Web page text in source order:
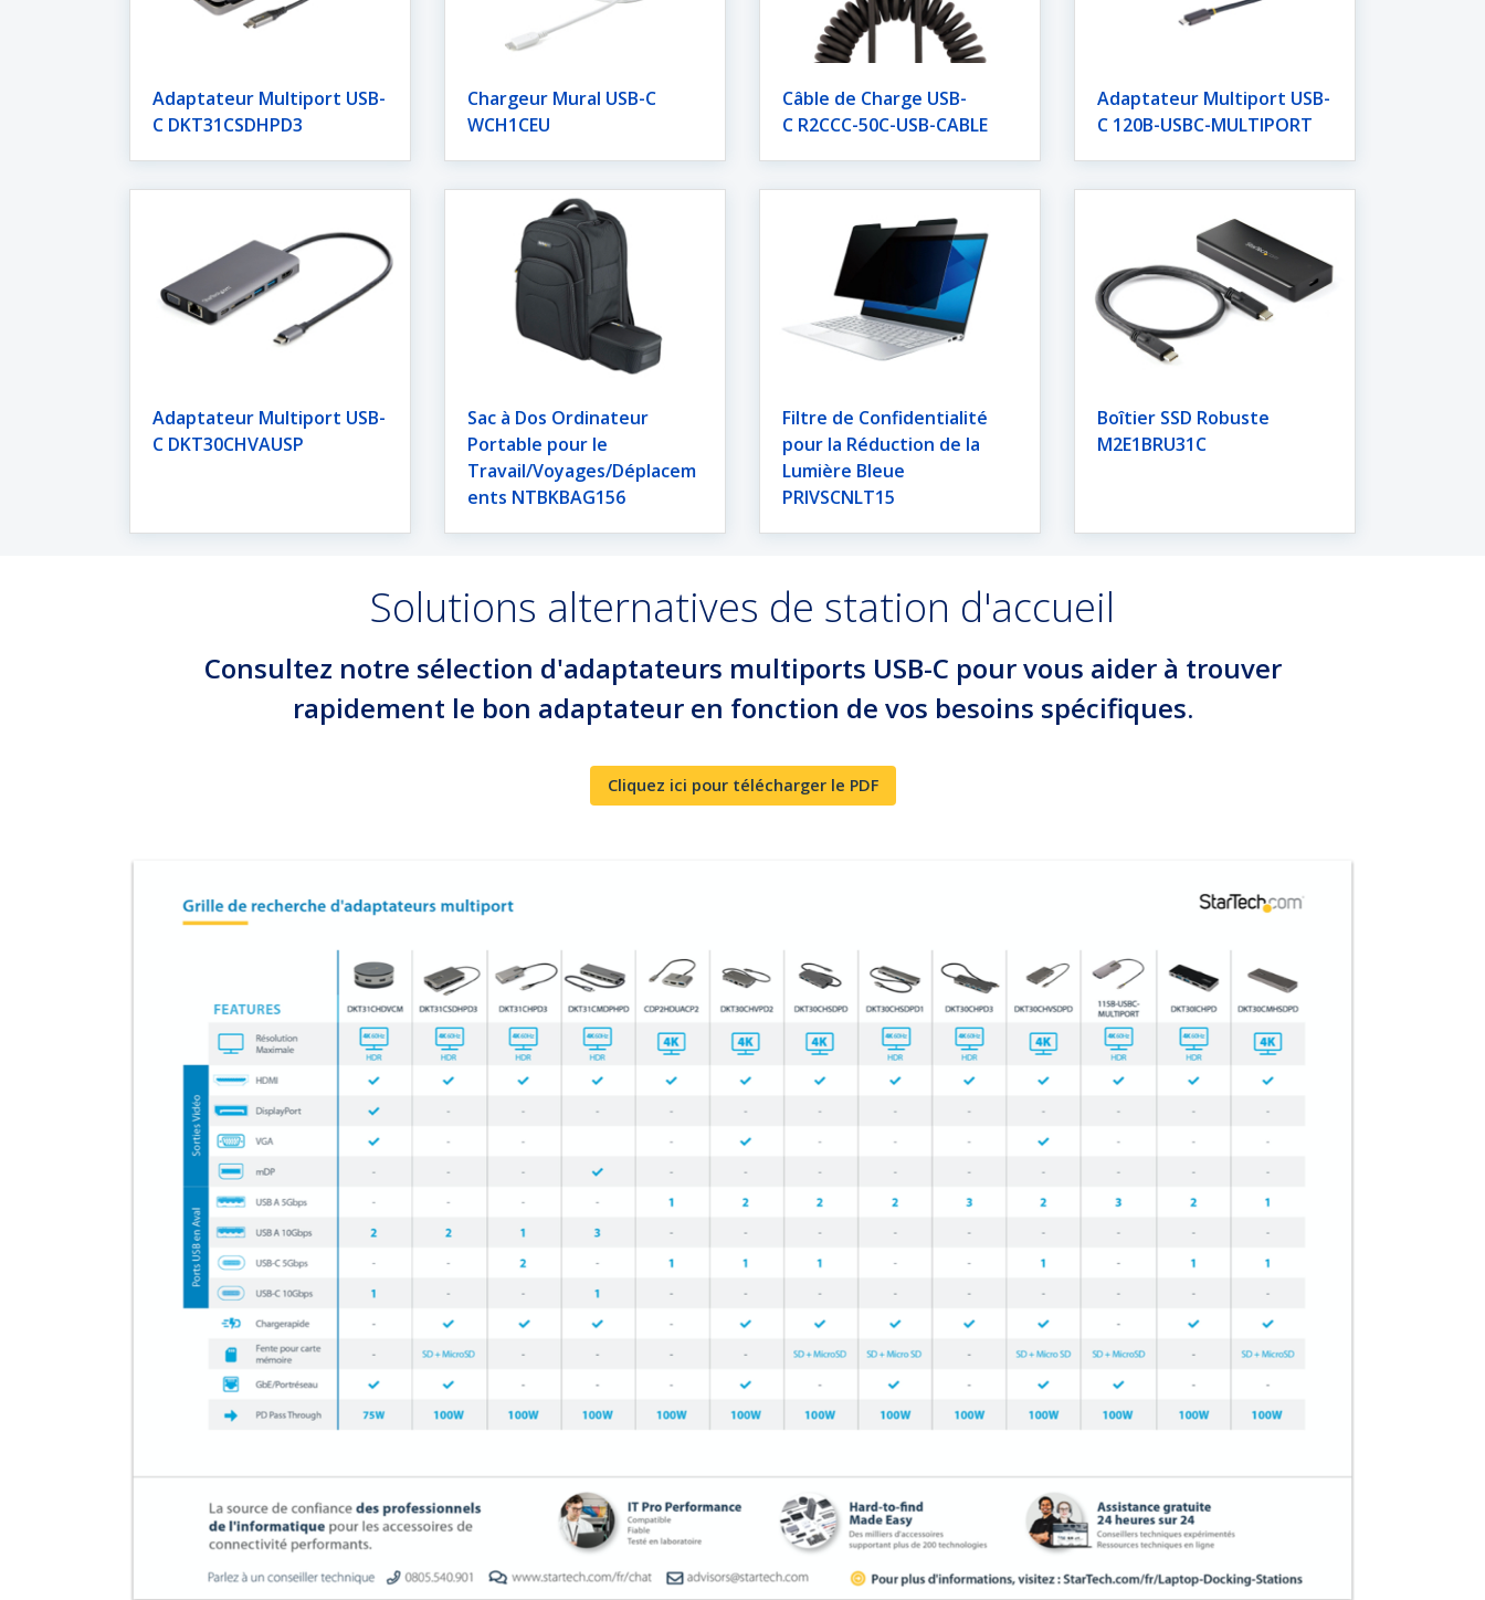
Adaptateur Multiport USB-
C DKT31CSDHPD3
Chargeur Mural USB-C
WCH1CEU
Câble de Charge USB-
C R2CCC-50C-USB-CABLE
Adaptateur Multiport USB-
C 120B-USBC-MULTIPORT
Adaptateur Multiport USB-
C DKT30CHVAUSP
Sac à Dos Ordinateur
Portable pour le
Travail/Voyages/Déplacem
ents NTBKBAG156
Filtre de Confidentialité
pour la Réduction de la
Lumière Bleue
PRIVSCNLT15
Boîtier SSD Robuste
M2E1BRU31C
Solutions alternatives de station d'accueil
Consultez notre sélection d'adaptateurs multiports USB-C pour vous aider à trouver
rapidement le bon adaptateur en fonction de vos besoins spécifiques.
Cliquez ici pour télécharger le PDF